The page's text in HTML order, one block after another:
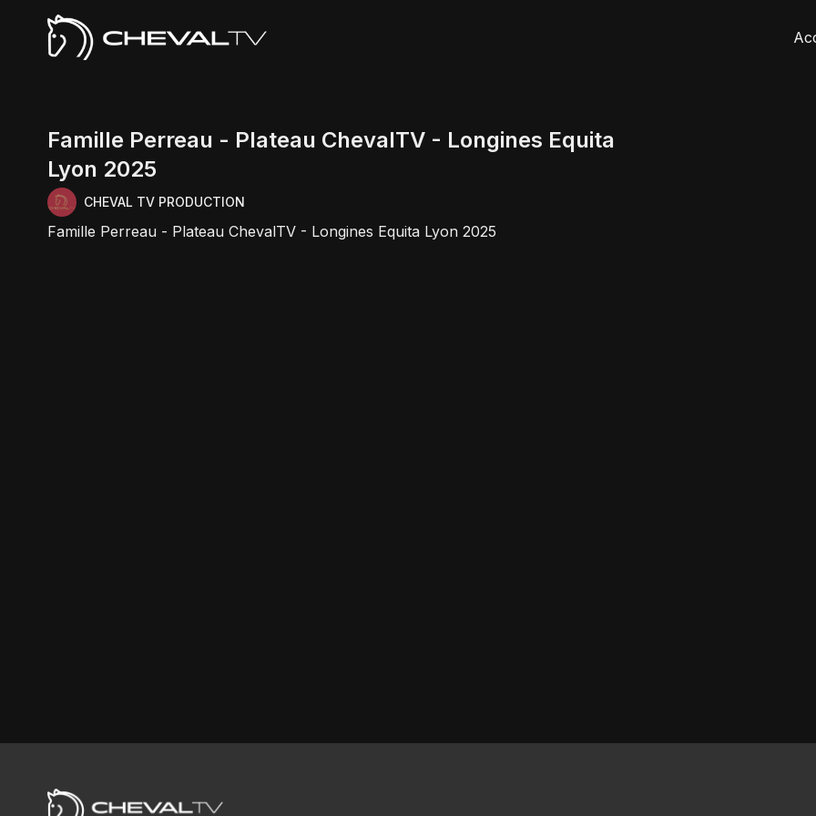
Famille Perreau - Plateau ChevalTV - Longines Equita
Lyon 2025
CHEVAL TV PRODUCTION
Famille Perreau - Plateau ChevalTV - Longines Equita Lyon 2025